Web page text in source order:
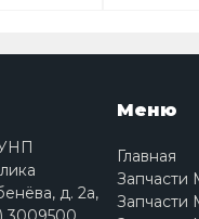
д. 2a,
Меню
Главная
Запчасти